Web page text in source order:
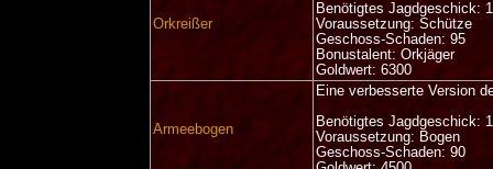
Orkreißer
Benötigtes Jagdgeschick:
Voraussetzung: Schütze
Geschoss-Schaden: 95
Bonustalent: Orkjäger
Goldwert: 6300
Armeebogen
Eine verbesserte Version
Benötigtes Jagdgeschick:
Voraussetzung: Bogen
Geschoss-Schaden: 90